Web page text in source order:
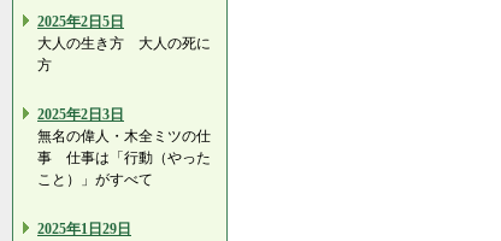
2025年2日5日
大人の生き方 大人の死に
方
2025年2日3日
無名の偉人・木全ミツの仕
事 仕事は「行動（やった
こと）」がすべて
2025年1日29日